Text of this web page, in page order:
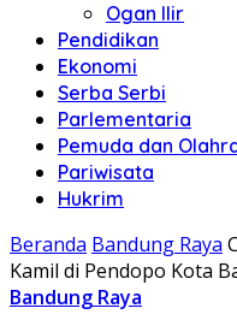
Ogan Ilir
Pendidikan
Ekonomi
Serba Serbi
Parlementaria
Pemuda dan
Pariwisata
Hukrim
Beranda Bandung Raya
Kamil di Pendopo Kota
Bandung Raya